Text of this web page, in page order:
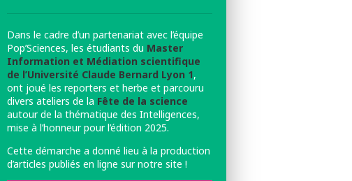
Dans le cadre d’un partenariat avec l’équipe
Pop’Sciences, les étudiants du Master
Information et Médiation scientifique
de l’Université Claude Bernard Lyon 1,
ont joué les reporters et herbe et parcouru
divers ateliers de la Fête de la science
autour de la thématique des Intelligences,
mise à l’honneur pour l’édition 2025.
Cette démarche a donné lieu à la production
d’articles publiés en ligne sur notre site !